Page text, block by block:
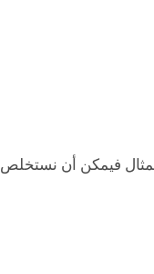
كمثال فيمكن أن نستخلص